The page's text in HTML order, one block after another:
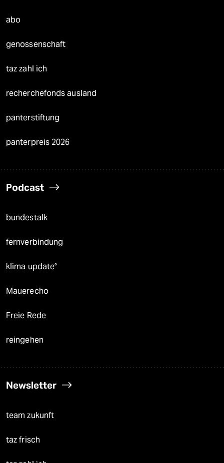
abo
genossenschaft
taz zahl ich
recherchefonds ausland
panterstiftung
panterpreis 2026
Podcast
bundestalk
fernverbindung
klima update°
Mauerecho
Freie Rede
reingehen
Newsletter
team zukunft
taz frisch